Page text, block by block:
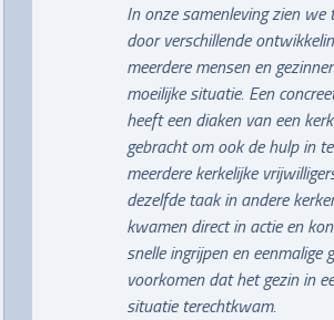
In onze samenleving zien we
door verschillende
meerdere mensen en
moeilijke situatie. Een
heeft een diaken van een
gebracht om ook de hulp in
meerdere kerkelijke
dezelfde taak in andere
kwamen direct in actie en
snelle ingrijpen en eenmalige
voorkomen dat het gezin in
situatie terechtkwam.